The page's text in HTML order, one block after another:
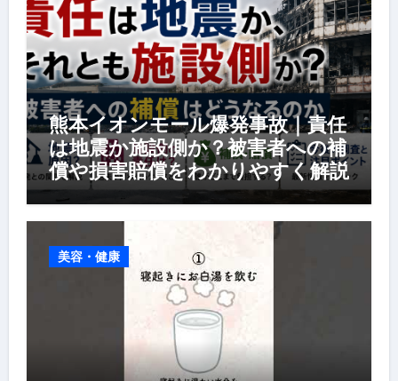
熊本イオンモール爆発事故｜責任
は地震か施設側か？被害者への補
償や損害賠償をわかりやすく解説
美容・健康